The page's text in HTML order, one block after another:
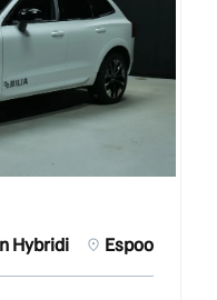
Hybridi Espoo